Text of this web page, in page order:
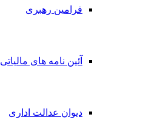
فرامین رهبری
آئین نامه های مالیاتی
دیوان عدالت اداری